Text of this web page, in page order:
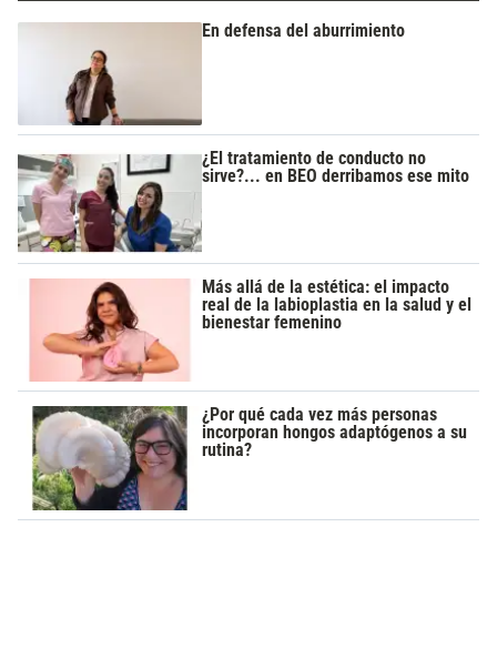
En defensa del aburrimiento
¿El tratamiento de conducto no
sirve?... en BEO derribamos ese mito
Más allá de la estética: el impacto
real de la labioplastia en la salud y el
bienestar femenino
¿Por qué cada vez más personas
incorporan hongos adaptógenos a su
rutina?